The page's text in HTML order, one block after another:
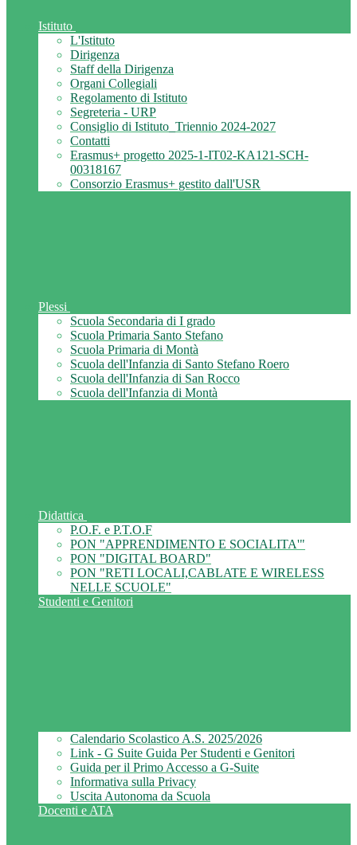
Istituto
L'Istituto
Dirigenza
Staff della Dirigenza
Organi Collegiali
Regolamento di Istituto
Segreteria - URP
Consiglio di Istituto_Triennio 2024-2027
Contatti
Erasmus+ progetto 2025-1-IT02-KA121-SCH-
00318167
Consorzio Erasmus+ gestito dall'USR
Plessi
Scuola Secondaria di I grado
Scuola Primaria Santo Stefano
Scuola Primaria di Montà
Scuola dell'Infanzia di Santo Stefano Roero
Scuola dell'Infanzia di San Rocco
Scuola dell'Infanzia di Montà
Didattica
P.O.F. e P.T.O.F
PON "APPRENDIMENTO E SOCIALITA'"
PON "DIGITAL BOARD"
PON "RETI LOCALI,CABLATE E WIRELESS
NELLE SCUOLE"
Studenti e Genitori
Calendario Scolastico A.S. 2025/2026
Link - G Suite Guida Per Studenti e Genitori
Guida per il Primo Accesso a G-Suite
Informativa sulla Privacy
Uscita Autonoma da Scuola
Docenti e ATA